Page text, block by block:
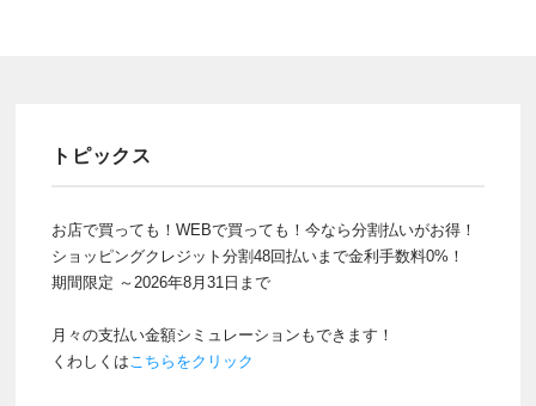
トピックス
お店で買っても！WEBで買っても！今なら分割払いがお得！
ショッピングクレジット分割48回払いまで金利手数料0%！
期間限定 ～2026年8月31日まで
月々の支払い金額シミュレーションもできます！
くわしくはこちらをクリック